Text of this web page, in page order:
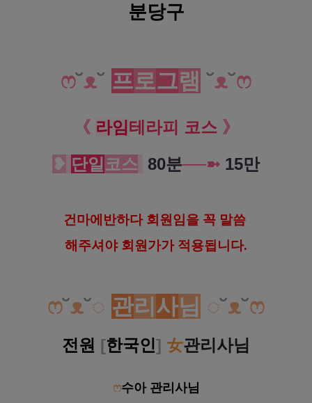
분당구
ෆ˘ᴥ˘ 프로그램 ˘ᴥ˘ෆ
《 라임 테라피 코스》
❥ 단일 코스 80분──➼ 15만
건마에반하다 회원임을 꼭 말씀
해 주셔야 회원가가 적용됩니다.
ෆ˘ᴥ˘◌ 관리 사님 ◌˘ᴥ˘ෆ
전원 [한국인] 女관리사님
ෆ수아 관리사님